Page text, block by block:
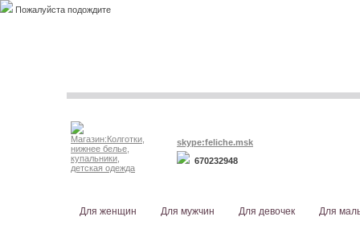
Пожалуйста подождите
skype:feliche.msk
670232948
Для женщин Для мужчин Для девочек Для